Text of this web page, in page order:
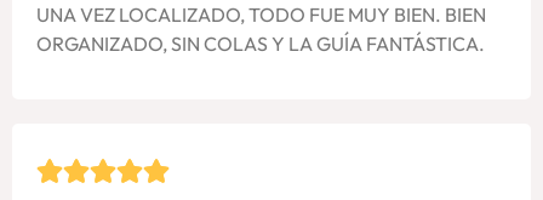
UNA VEZ LOCALIZADO, TODO FUE MUY BIEN. BIEN
ORGANIZADO, SIN COLAS Y LA GUÍA FANTÁSTICA.